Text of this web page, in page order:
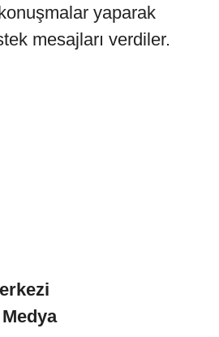
yaparak
mesajları verdiler.